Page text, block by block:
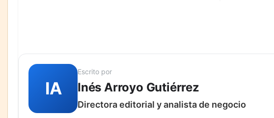
IA
Escrito por
Inés Arroyo Gutiérrez
Directora editorial y analista de negocio